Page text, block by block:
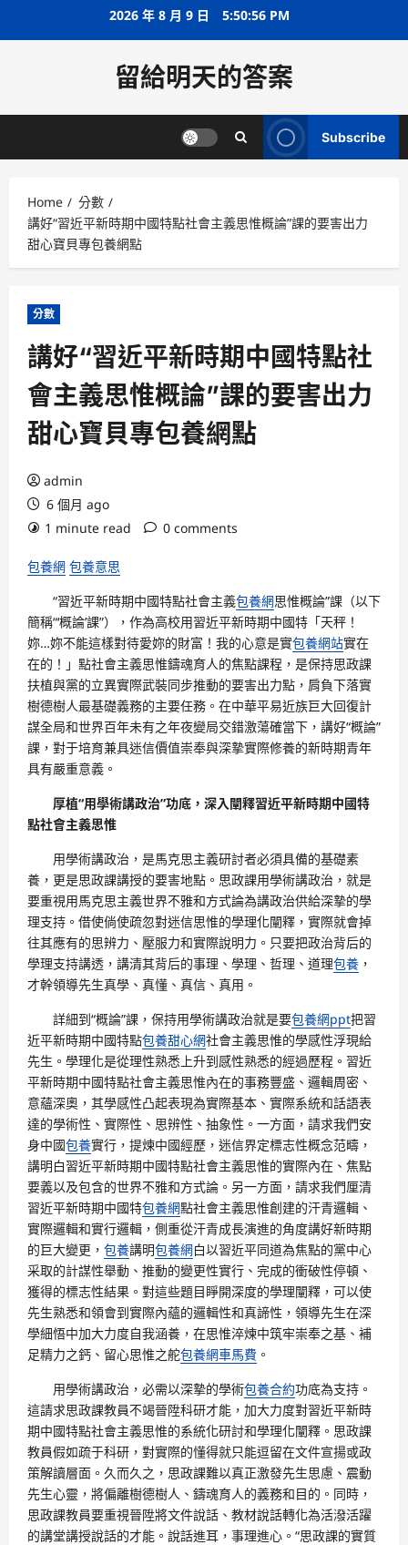
2026 年 8 月 9 日 5:50:57 PM
留給明天的答案
Subscribe
Home
分數
講好“習近平新時期中國特點社會主義思惟概論”課的要害出力
甜心寶貝專包養網點
分數
講好“習近平新時期中國特點社
會主義思惟概論”課的要害出力
甜心寶貝專包養網點
admin
6 個月 ago
1 minute read
0 comments
包養網 包養意思
“習近平新時期中國特點社會主義包養網思惟概論”課（以下
簡稱“‘概論’課”），作為高校用習近平新時期中國特「天秤！
妳…妳不能這樣對待愛妳的財富！我的心意是實包養網站實在
在的！」點社會主義思惟鑄魂育人的焦點課程，是保持思政課
扶植與黨的立異實際武裝同步推動的要害出力點，肩負下落實
樹德樹人最基礎義務的主要任務。在中華平易近族巨大回復計
謀全局和世界百年未有之年夜變局交錯激蕩確當下，講好“概論”
課，對于培育兼具迷信價值崇奉與深摯實際修養的新時期青年
具有嚴重意義。
厚植“用學術講政治”功底，深入闡釋習近平新時期中國特
點社會主義思惟
用學術講政治，是馬克思主義研討者必須具備的基礎素
養，更是思政課講授的要害地點。思政課用學術講政治，就是
要重視用馬克思主義世界不雅和方式論為講政治供給深摯的學
理支持。借使倘使疏忽對迷信思惟的學理化闡釋，實際就會掉
往其應有的思辨力、壓服力和實際說明力。只要把政治背后的
學理支持講透，講清其背后的事理、學理、哲理、道理包養 ，
才幹領導先生真學、真懂、真信、真用。
詳細到“概論”課，保持用學術講政治就是要包養網ppt把習
近平新時期中國特點包養甜心網社會主義思惟的學感性浮現給
先生。學理化是從理性熟悉上升到感性熟悉的經過歷程。習近
平新時期中國特點社會主義思惟內在的事務豐盛、邏輯周密、
意蘊深奧，其學感性凸起表現為實際基本、實際系統和話語表
達的學術性、實際性、思辨性、抽象性。一方面，請求我們安
身中國包養實行，提煉中國經歷，迷信界定標志性概念范疇，
講明白習近平新時期中國特點社會主義思惟的實際內在、焦點
要義以及包含的世界不雅和方式論。另一方面，請求我們厘清
習近平新時期中國特包養網點社會主義思惟創建的汗青邏輯、
實際邏輯和實行邏輯，側重從汗青成長演進的角度講好新時期
的巨大變更， 包養講明包養網白以習近平同道為焦點的黨中心
采取的計謀性舉動、推動的變更性實行、完成的衝破性停頓、
獲得的標志性結果。對這些題目睜開深度的學理闡釋，可以使
先生熟悉和領會到實際內蘊的邏輯性和真諦性，領導先生在深
學細悟中加大力度自我涵養，在思惟淬煉中筑牢崇奉之基、補
足精力之鈣、留心思惟之舵包養網車馬費 。
用學術講政治，必需以深摯的學術包養合約功底為支持。
這請求思政課教員不竭晉陞科研才能，加大力度對習近平新時
期中國特點社會主義思惟的系統化研討和學理化闡釋。思政課
教員假如疏于科研，對實際的懂得就只能逗留在文件宣揚或政
策解讀層面。久而久之，思政課難以真正激發先生思慮、震動
先生心靈，將偏離樹德樹人、鑄魂育人的義務和目的。同時，
思政課教員要重視晉陞將文件說話、教材說話轉化為活潑活躍
的講堂講授說話的才能。說話進耳，事理進心。“思政課的實質